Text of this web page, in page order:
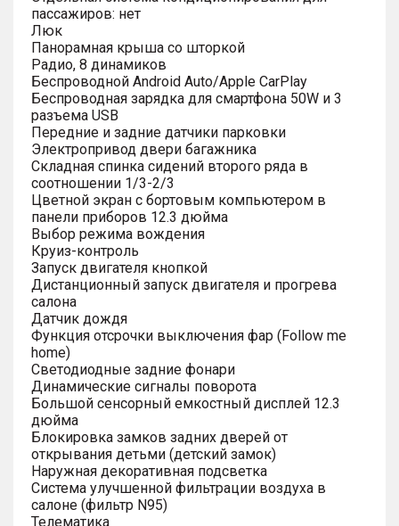
пассажиров: нет
Люк
Панорамная крыша со шторкой
Радио, 8 динамиков
Беспроводной Android Auto/Apple CarPlay
Беспроводная зарядка для смартфона 50W и 3
разъема USB
Передние и задние датчики парковки
Электропривод двери багажника
Складная спинка сидений второго ряда в
соотношении 1/3-2/3
Цветной экран с бортовым компьютером в
панели приборов 12.3 дюйма
Выбор режима вождения
Круиз-контроль
Запуск двигателя кнопкой
Дистанционный запуск двигателя и прогрева
салона
Датчик дождя
Функция отсрочки выключения фар (Follow me
home)
Светодиодные задние фонари
Динамические сигналы поворота
Большой сенсорный емкостный дисплей 12.3
дюйма
Блокировка замков задних дверей от
открывания детьми (детский замок)
Наружная декоративная подсветка
Система улучшенной фильтрации воздуха в
салоне (фильтр N95)
Телематика